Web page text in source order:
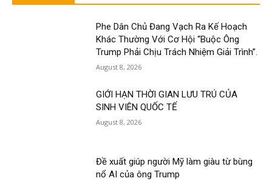
Phe Dân Chủ Đang Vạch Ra Kế Hoạch
Khác Thường Với Cơ Hội “Buộc Ông
Trump Phải Chịu Trách Nhiệm Giải Trình”.
August 8, 2026
GIỚI HẠN THỜI GIAN LƯU TRÚ CỦA
SINH VIÊN QUỐC TẾ
August 8, 2026
Đề xuất giúp người Mỹ làm giàu từ bùng
nổ AI của ông Trump